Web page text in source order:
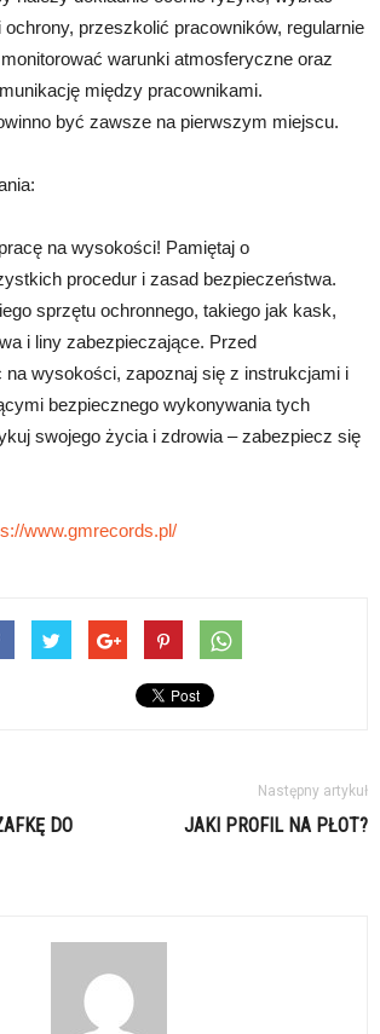
ochrony, przeszkolić pracowników, regularnie
warunki atmosferyczne oraz
między pracownikami.
być zawsze na pierwszym miejscu.
na wysokości! Pamiętaj o
procedur i zasad bezpieczeństwa.
sprzętu ochronnego, takiego jak kask,
i liny zabezpieczające. Przed
na wysokości, zapoznaj się z instrukcjami i
bezpiecznego wykonywania tych
swojego życia i zdrowia – zabezpiecz się
www.gmrecords.pl/
DO
Następny artykuł
JAKI PROFIL NA PŁOT?